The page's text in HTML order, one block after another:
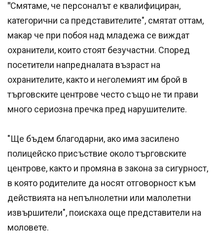
"Смятаме, че персоналът е квалифициран,
категорични са представителите", смятат оттам,
макар че при побоя над младежа се виждат
охранители, които стоят безучастни. Според
посетители напредналата възраст на
охранителите, както и неголемият им брой в
търговските центрове често също не ти прави
много сериозна пречка пред нарушителите.
"Ще бъдем благодарни, ако има засилено
полицейско присъствие около търговските
центрове, както и промяна в закона за сигурност,
в която родителите да носят отговорност към
действията на непълнолетни или малолетни
извършители", поискаха още представители на
моловете.